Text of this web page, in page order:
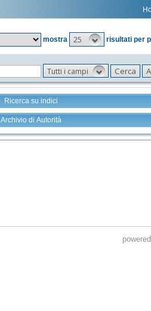
mostra
25 risultati per
Tutti i campi
Ricerca su indici
Archivio di Autorità